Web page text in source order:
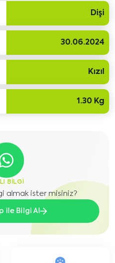
Dişi
30.06.2024
Kızıl
1.30 Kg
BILGI
almak ister misiniz?
ile Bilgi Al